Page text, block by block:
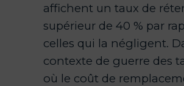
affichent un taux de
supérieur de 40 % par
celles qui la négligent.
contexte de guerre des
où le coût de